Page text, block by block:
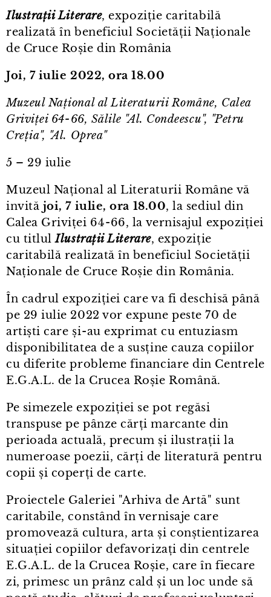
Ilustrații Literare, expoziție caritabilă
realizată în beneficiul Societății Naționale
de Cruce Roșie din România
Joi, 7 iulie 2022, ora 18.00
Muzeul Național al Literaturii Române, Calea
Griviței 64⁠-⁠66, Sălile "Al. Condeescu", "Petru
Creția", "Al. Oprea"
5 – 29 iulie
Muzeul Național al Literaturii Române vă
invită joi, 7 iulie, ora 18.00, la sediul din
Calea Griviței 64⁠-⁠66, la vernisajul expoziției
cu titlulIlustrații Literare, expoziție
caritabilă realizată în beneficiul Societății
Naționale de Cruce Roșie din România.
În cadrul expoziției care va fi deschisă până
pe 29 iulie 2022 vor expune peste 70 de
artiști care și⁠-⁠au exprimat cu entuziasm
disponibilitatea de a susține cauza copiilor
cu diferite probleme financiare din Centrele
E.G.A.L. de la Crucea Roșie Română.
Pe simezele expoziției se pot regăsi
transpuse pe pânze cărți marcante din
perioada actuală, precum și ilustrații la
numeroase poezii, cărți de literatură pentru
copii și coperți de carte.
Proiectele Galeriei "Arhiva de Artā" sunt
caritabile, constând în vernisaje care
promovează cultura, arta și conștientizarea
situației copiilor defavorizați din centrele
E.G.A.L. de la Crucea Roșie, care în fiecare
zi, primesc un prânz cald și un loc unde să